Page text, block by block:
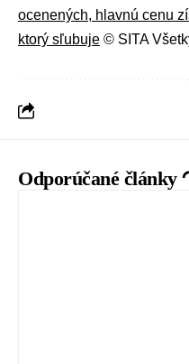
ocenených, hlavnú cenu
ktorý sľubuje © SITA
Odporúčané články